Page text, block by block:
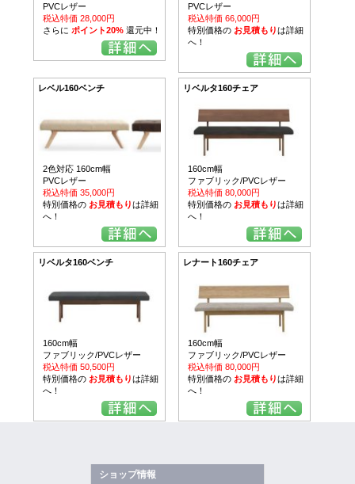
PVCレザー
税込特価 28,000円
さらに ポイント20% 還元中！
PVCレザー
税込特価 66,000円
特別価格の お見積もりは詳細
へ！
レベル160ベンチ
2色対応 160cm幅
PVCレザー
税込特価 35,000円
特別価格の お見積もりは詳細
へ！
リベルタ160チェア
160cm幅
ファブリック/PVCレザー
税込特価 80,000円
特別価格の お見積もりは詳細
へ！
リベルタ160ベンチ
160cm幅
ファブリック/PVCレザー
税込特価 50,500円
特別価格の お見積もりは詳細
へ！
レナート160チェア
160cm幅
ファブリック/PVCレザー
税込特価 80,000円
特別価格の お見積もりは詳細
へ！
ショップ情報